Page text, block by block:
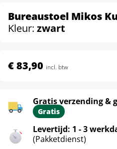
Bureaustoel Mikos
Kleur: zwart
€ 83,90 incl. btw
Gratis verzending &
Gratis
Levertijd: 1 - 3
(Pakketdienst)